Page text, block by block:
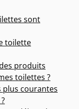
sont
toilette
produits
toilettes ?
plus courantes